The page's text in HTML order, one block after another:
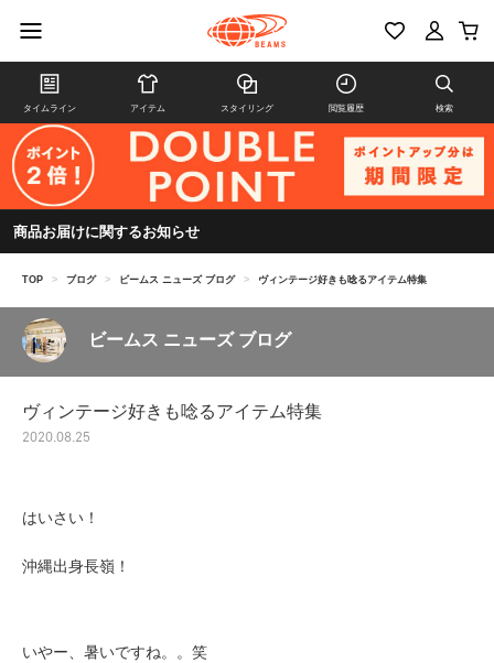
タイムライン アイテム スタイリング 閲覧履歴 検索
商品お届けに関するお知らせ
TOP > ブログ > ビームス ニューズ ブログ > ヴィンテージ好きも唸るアイテム特集
ビームス ニューズ ブログ
ヴィンテージ好きも唸るアイテム特集
2020.08.25
はいさい！
沖縄出身長嶺！
いやー、暑いですね。。笑